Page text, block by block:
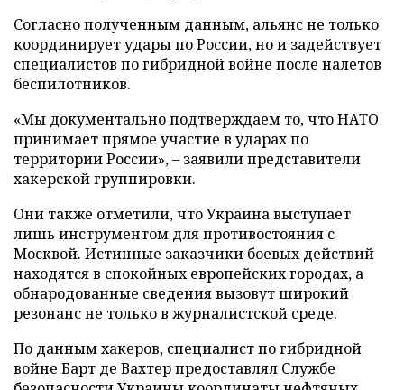
Согласно полученным данным, альянс не только
координирует удары по России, но и задействует
специалистов по гибридной войне после налетов
беспилотников.
«Мы документально подтверждаем то, что НАТО
принимает прямое участие в ударах по
территории России», – заявили представители
хакерской группировки.
Они также отметили, что Украина выступает
лишь инструментом для противостояния с
Москвой. Истинные заказчики боевых действий
находятся в спокойных европейских городах, а
обнародованные сведения вызовут широкий
резонанс не только в журналистской среде.
По данным хакеров, специалист по гибридной
войне Барт де Вахтер предоставлял Службе